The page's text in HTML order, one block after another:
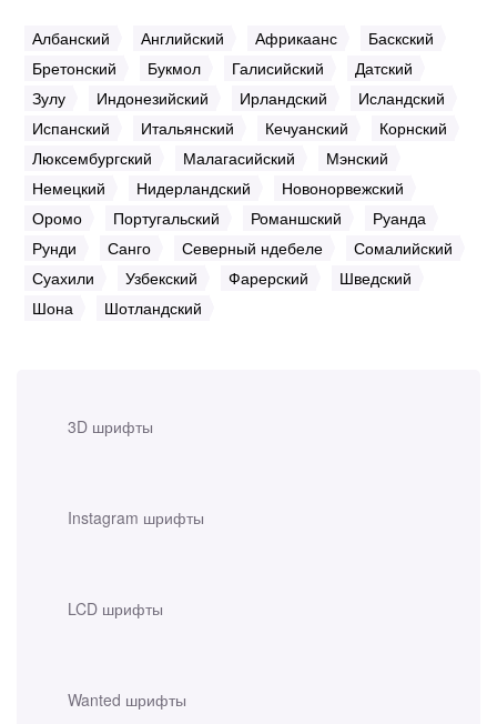
3D шрифты
Instagram шрифты
LCD шрифты
Wanted шрифты
Албанский Английский Африкаанс
Баскский
Бретонский
Букмол Галисийский
Датский
Зулу
Индонезийский Ирландский
Исландский
Испанский
Итальянский Кечуанский
Корнский
Люксембургский
Малагасийский
Мэнский
Немецкий
Нидерландский
Новонорвежский
Оромо
Португальский Романшский
Руанда
Рунди
Санго Северный ндебеле
Сомалийский
Суахили
Узбекский Фарерский
Шведский
Шона
Шотландский